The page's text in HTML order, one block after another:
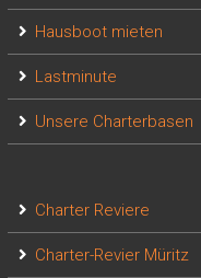
Hausboot mieten
Lastminute
Unsere Charterbasen
Charter Reviere
Charter-Revier Müritz